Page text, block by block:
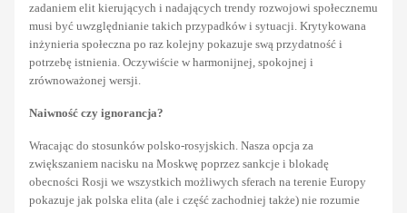
zadaniem elit kierujących i nadających trendy rozwojowi społecznemu
musi być uwzględnianie takich przypadków i sytuacji. Krytykowana
inżynieria społeczna po raz kolejny pokazuje swą przydatność i
potrzebę istnienia. Oczywiście w harmonijnej, spokojnej i
zrównoważonej wersji.
Naiwność czy ignorancja?
Wracając do stosunków polsko-rosyjskich. Nasza opcja za
zwiększaniem nacisku na Moskwę poprzez sankcje i blokadę
obecności Rosji we wszystkich możliwych sferach na terenie Europy
pokazuje jak polska elita (ale i część zachodniej także) nie rozumie